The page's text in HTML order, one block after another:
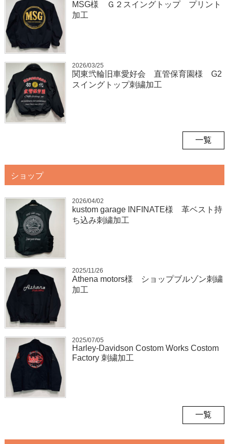
MSG様 Ｇ２スイングトップ プリント
加工
2026/03/25
関東弐輪旧車愛好会 直管保育園様 G2
スイングトップ刺繍加工
一覧
ショップ
2026/04/02
kustom garage INFINATE様 革ベスト持
ち込み刺繍加工
2025/11/26
Athena motors様 ショップブルゾン刺繍
加工
2025/07/05
Harley-Davidson Costom Works Costom
Factory 刺繍加工
一覧